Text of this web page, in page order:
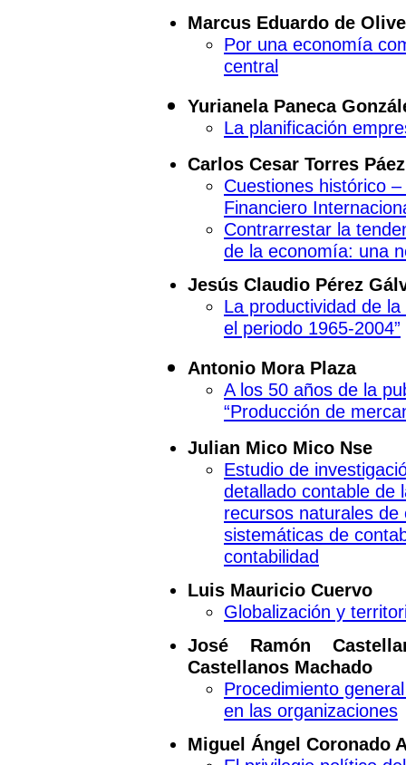
Marcus Eduardo de
Por una economía
central
Yurianela Paneca
La planificación
Carlos Cesar Torres Páez
Cuestiones histórico
Financiero
Contrarrestar la
de la economía: una
Jesús Claudio Pérez
La productividad de
el periodo 1965-2004”
Antonio Mora Plaza
A los 50 años de la
“Producción de
Julian Mico Mico Nse
Estudio de
detallado contable de
recursos naturales
sistemáticas de
contabilidad
Luis Mauricio Cuervo
Globalización y
José Ramón
Castellanos Machado
Procedimiento
en las organizaciones
Miguel Ángel Coronado